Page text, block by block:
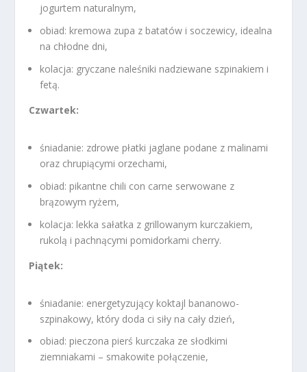
jogurtem naturalnym,
obiad: kremowa zupa z batatów i soczewicy, idealna
na chłodne dni,
kolacja: gryczane naleśniki nadziewane szpinakiem i
fetą.
Czwartek:
śniadanie: zdrowe płatki jaglane podane z malinami
oraz chrupiącymi orzechami,
obiad: pikantne chili con carne serwowane z
brązowym ryżem,
kolacja: lekka sałatka z grillowanym kurczakiem,
rukolą i pachnącymi pomidorkami cherry.
Piątek:
śniadanie: energetyzujący koktajl bananowo-
szpinakowy, który doda ci siły na cały dzień,
obiad: pieczona pierś kurczaka ze słodkimi
ziemniakami – smakowite połączenie,